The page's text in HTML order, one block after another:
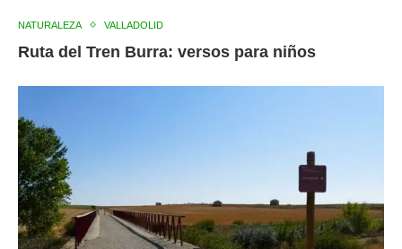
NATURALEZA VALLADOLID
Ruta del Tren Burra: versos para niños